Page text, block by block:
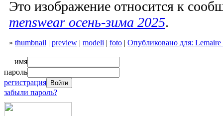
Это изображение относится к
menswear осень-зима 2025.
» thumbnail | preview | modeli | foto | Опубликовано для: Lemaire
имя
пароль
регистрация
забыли пароль?